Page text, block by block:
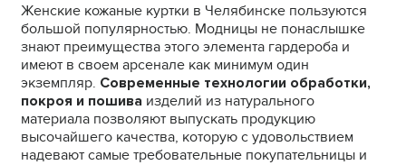
Женские кожаные куртки в Челябинске пользуются
большой популярностью. Модницы не понаслышке
знают преимущества этого элемента гардероба и
имеют в своем арсенале как минимум один
экземпляр. Современные технологии обработки,
покроя и пошива изделий из натурального
материала позволяют выпускать продукцию
высочайшего качества, которую с удовольствием
надевают самые требовательные покупательницы и